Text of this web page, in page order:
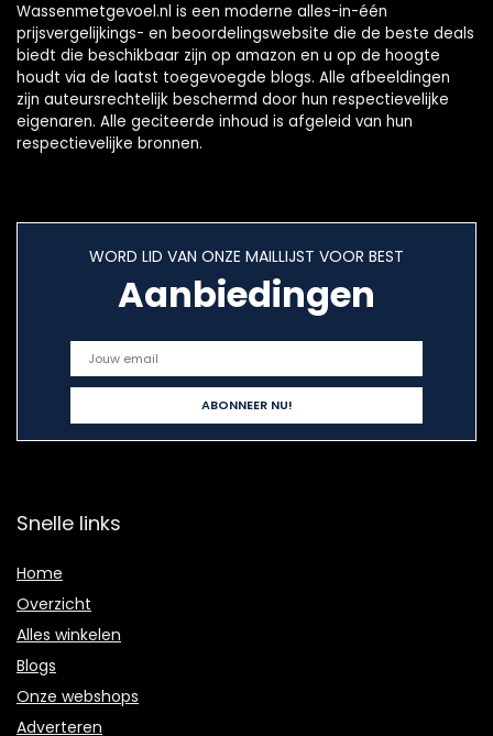
Wassenmetgevoel.nl is een moderne alles-in-één
prijsvergelijkings- en beoordelingswebsite die de beste deals
biedt die beschikbaar zijn op amazon en u op de hoogte
houdt via de laatst toegevoegde blogs. Alle afbeeldingen
zijn auteursrechtelijk beschermd door hun respectievelijke
eigenaren. Alle geciteerde inhoud is afgeleid van hun
respectievelijke bronnen.
WORD LID VAN ONZE MAILLIJST VOOR BEST
Aanbiedingen
Snelle links
Home
Overzicht
Alles winkelen
Blogs
Onze webshops
Adverteren